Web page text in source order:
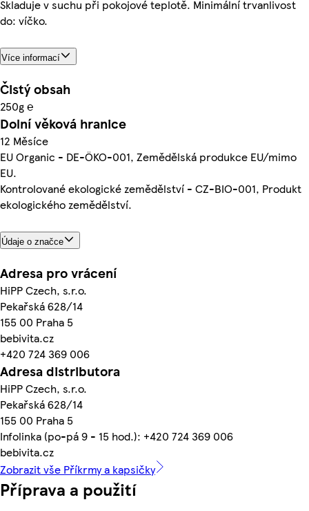
Skladuje v suchu při pokojové teplotě. Minimální trvanlivost
do: víčko.
Více informací
Čistý obsah
250g ℮
Dolní věková hranice
12 Měsíce
EU Organic - DE-ÖKO-001, Zemědělská produkce EU/mimo
EU.
Kontrolované ekologické zemědělství - CZ-BIO-001, Produkt
ekologického zemědělství.
Údaje o značce
Adresa pro vrácení
HiPP Czech, s.r.o.
Pekařská 628/14
155 00 Praha 5
bebivita.cz
+420 724 369 006
Adresa distributora
HiPP Czech, s.r.o.
Pekařská 628/14
155 00 Praha 5
Infolinka (po-pá 9 - 15 hod.): +420 724 369 006
bebivita.cz
Zobrazit vše Příkrmy a kapsičky
Příprava a použití